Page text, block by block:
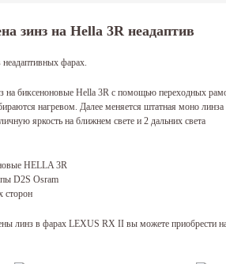
зинз на Hella 3R неадаптив
фарах.
на биксеноновые Hella 3R с помощью переходных
нагревом. Далее меняется штатная моно
яркость на ближнем свете и 2 дальних света
HELLA 3R
D2S Osram
сторон
линз в фарах LEXUS RX II вы можете приобрести